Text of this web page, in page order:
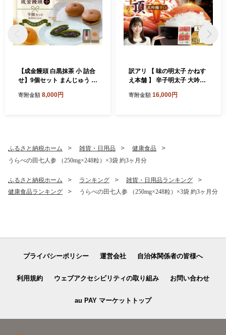
【成金饅頭 白黒抹茶 小 詰合
せ】9個セット まんじゅう 饅
市
寄附金額 8,000円
訳アリ 【 味の明太子 かねす
え本舗 】 辛子明太子 大吟醸
パック 計約1kg 明太子 辛子
寄附金額 16,000円
ふるさと納税ホーム 雑貨・日用品
健康食品
うらべの田七人参 （250mg×248粒）×3袋 約3ヶ月分
ふるさと納税ホーム ランキング
雑貨・日用品ランキング
健康食品ランキング
うらべの田七人参 （250mg×248粒）×3袋 約3ヶ月分
プライバシーポリシー 運営会社 自治体関係者の皆様へ
利用規約 ウェブアクセシビリティの取り組み お問い合わせ
au PAY マーケットトップ